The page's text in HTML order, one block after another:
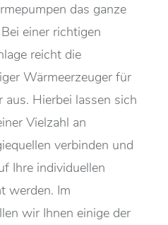
das ganze
einer richtigen
reicht die
Wärmeerzeuger für
Hierbei lassen sich
Vielzahl an
verbinden und
Ihre individuellen
werden. Im
wir Ihnen einige der